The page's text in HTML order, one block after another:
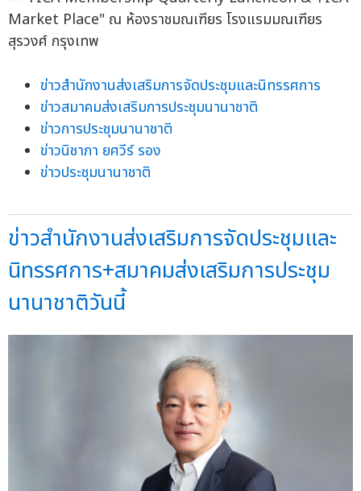
ข่าวสำนักงานส่งเสริมการจัดประชุมและนิทรรศการ
ข่าวสมาคมส่งเสริมการประชุมนานาชาติ
ข่าวการประชุมนานาชาติ
ข่าวนิชาภา ยศวีร์ รอง
ข่าวประชุมนานาชาติ
ข่าวสำนักงานส่งเสริมการจัดประชุมและ
นิทรรศการ+สมาคมส่งเสริมการประชุม
นานาชาติวันนี้